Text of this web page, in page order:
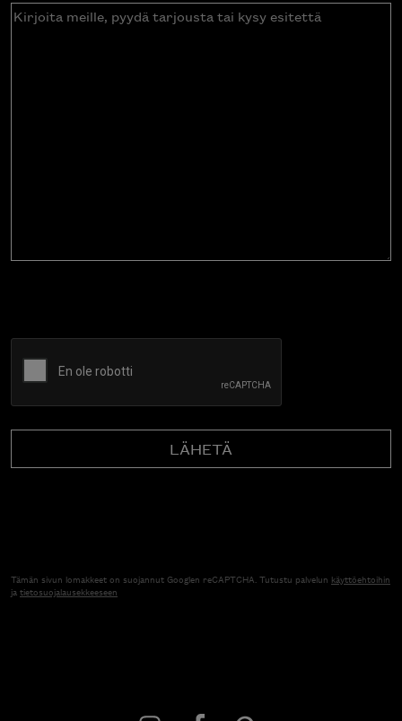
Kirjoita
Tämän sivun lomakkeet on suojannut Googlen reCAPTCHA. Tutustu palvelun käyttöehtoihin
jatietosuojalausekkeeseen